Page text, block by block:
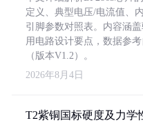
定义、典型电压/电流值、
引脚参数对照表。内容涵
用电路设计要点，数据参
（版本V1.2）。
2026年8月4日
T2紫铜国标硬度及力学